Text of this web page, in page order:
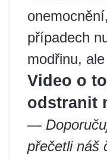
případech
modřinu,
Video o
odstranit
—
přečetli náš